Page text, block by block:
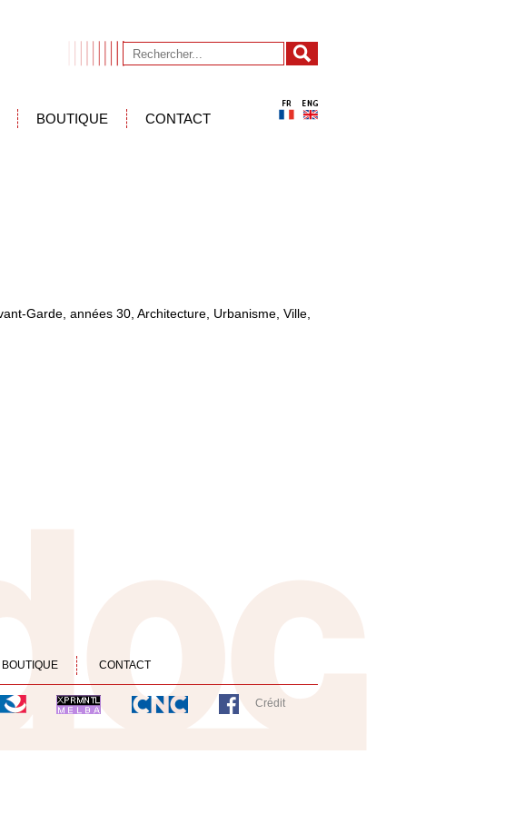
BOUTIQUE CONTACT
Garde, années 30, Architecture, Urbanisme, Ville,
BOUTIQUE CONTACT
Crédit